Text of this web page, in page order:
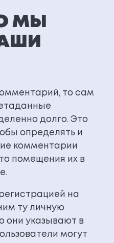
МЫ
то сам
долго. Это
определять и
комментарии
помещения их в
на
ту личную
они указывают в
могут